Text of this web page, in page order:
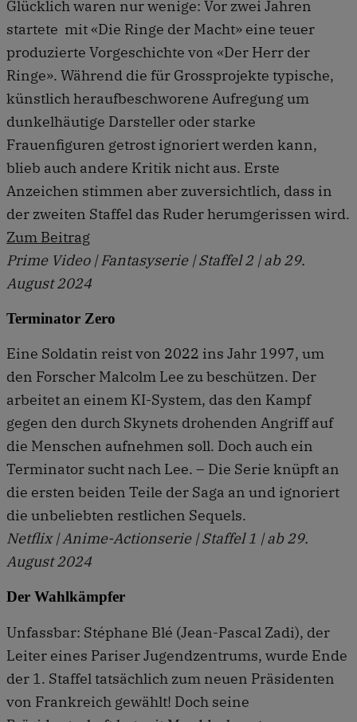
Glücklich waren nur wenige: Vor zwei Jahren
startete mit «Die Ringe der Macht» eine teuer
produzierte Vorgeschichte von «Der Herr der
Ringe». Während die für Grossprojekte typische,
künstlich heraufbeschworene Aufregung um
dunkelhäutige Darsteller oder starke
Frauenfiguren getrost ignoriert werden kann,
blieb auch andere Kritik nicht aus. Erste
Anzeichen stimmen aber zuversichtlich, dass in
der zweiten Staffel das Ruder herumgerissen wird.
Zum Beitrag
Prime Video | Fantasyserie | Staffel 2 | ab 29.
August 2024
Terminator Zero
Eine Soldatin reist von 2022 ins Jahr 1997, um
den Forscher Malcolm Lee zu beschützen. Der
arbeitet an einem KI-System, das den Kampf
gegen den durch Skynets drohenden Angriff auf
die Menschen aufnehmen soll. Doch auch ein
Terminator sucht nach Lee. – Die Serie knüpft an
die ersten beiden Teile der Saga an und ignoriert
die unbeliebten restlichen Sequels.
Netflix | Anime-Actionserie | Staffel 1 | ab 29.
August 2024
Der Wahlkämpfer
Unfassbar: Stéphane Blé (Jean-Pascal Zadi), der
Leiter eines Pariser Jugendzentrums, wurde Ende
der 1. Staffel tatsächlich zum neuen Präsidenten
von Frankreich gewählt! Doch seine